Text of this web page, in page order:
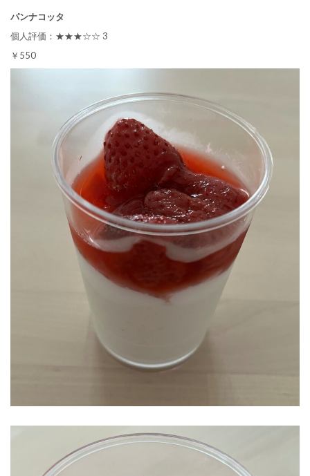
パンナコッタ
個人評価：★★★☆☆ 3
￥550